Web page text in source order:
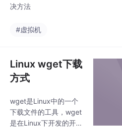
决方法
#虚拟机
Linux wget下载
方式
wget是Linux中的一个
下载文件的工具，wget
是在Linux下开发的开放